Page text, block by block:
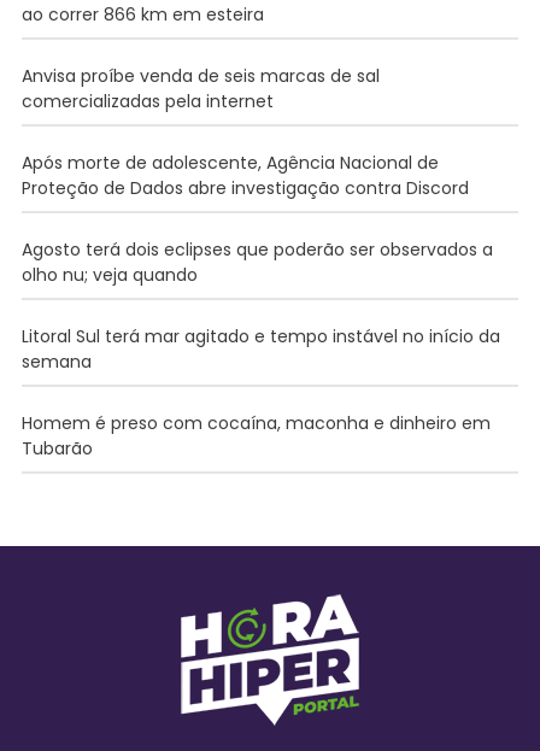
ao correr 866 km em esteira
Anvisa proíbe venda de seis marcas de sal
comercializadas pela internet
Após morte de adolescente, Agência Nacional de
Proteção de Dados abre investigação contra Discord
Agosto terá dois eclipses que poderão ser observados a
olho nu; veja quando
Litoral Sul terá mar agitado e tempo instável no início da
semana
Homem é preso com cocaína, maconha e dinheiro em
Tubarão